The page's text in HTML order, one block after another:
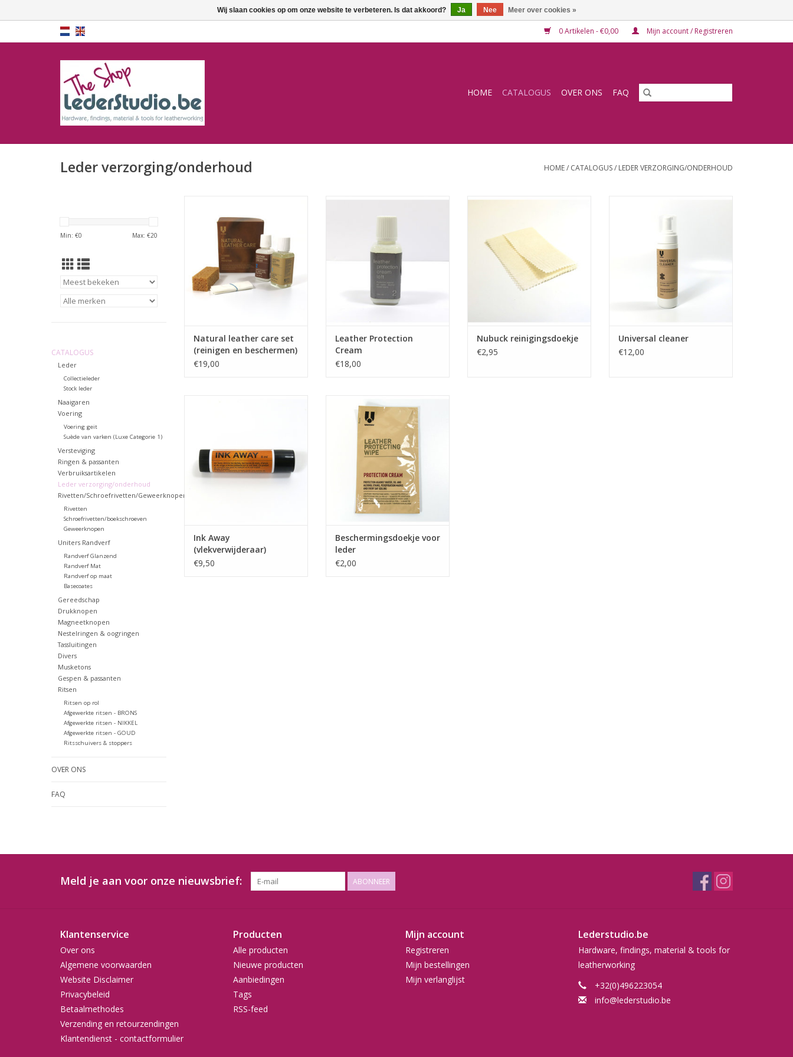
0 Artikelen - €0,00 Mijn account / Registreren
HOME CATALOGUS OVER ONS FAQ
Leder verzorging/onderhoud HOME/ CATALOGUS/ LEDER VERZORGING/ONDERHOUD
Min: €0 Max: €20
CATALOGUS
Leder
Collectieleder
Stock leder
Naaigaren
Voering
Voering geit
Suède van varken (Luxe Categorie 1)
Versteviging
Ringen & passanten
Verbruiksartikelen
Leder verzorging/onderhoud
Rivetten/Schroefrivetten/Geweerknopen
Rivetten
Schroefrivetten/boekschroeven
Geweerknopen
Uniters Randverf
Randverf Glanzend
Randverf Mat
Randverf op maat
Basecoates
Gereedschap
Drukknopen
Magneetknopen
Nestelringen & oogringen
Tassluitingen
Divers
Musketons
Gespen & passanten
Ritsen
Ritsen op rol
Afgewerkte ritsen - BRONS
Afgewerkte ritsen - NIKKEL
Afgewerkte ritsen - GOUD
Ritsschuivers & stoppers
OVER ONS
FAQ
Natural leather care set
(reinigen en beschermen)
€19,00
Leather Protection
Cream
€18,00
Nubuck reinigingsdoekje
Nubuck reinigingsdoekje
€2,95
Universal cleaner
€12,00
Ink Away
(vlekverwijderaar)
€9,50
Beschermingsdoekje voor leder
TOEVOEGEN AAN WINKELWAGEN
Beschermingsdoekje voor
leder
€2,00
Meld je aan voor onze nieuwsbrief: ABONNEER
Klantenservice
Over ons
Algemene voorwaarden
Website Disclaimer
Privacybeleid
Betaalmethodes
Verzending en retourzendingen
Klantendienst - contactformulier
Producten
Alle producten
Nieuwe producten
Aanbiedingen
Tags
RSS-feed
Mijn account
Registreren
Mijn bestellingen
Mijn verlanglijst
Lederstudio.be
Hardware, findings, material & tools for
leatherworking
+32(0)496223054
info@lederstudio.be
Wij slaan cookies op om onze website te verbeteren. Is dat akkoord? Ja Nee Meer over cookies »